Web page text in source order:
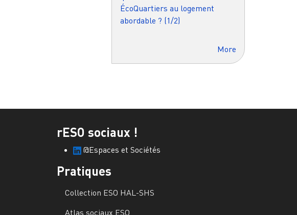
ÉcoQuartiers au logement
abordable ? (1/2)
More
rESO sociaux !
@Espaces et Sociétés
Pratiques
Collection ESO HAL-SHS
Atlas sociaux ESO